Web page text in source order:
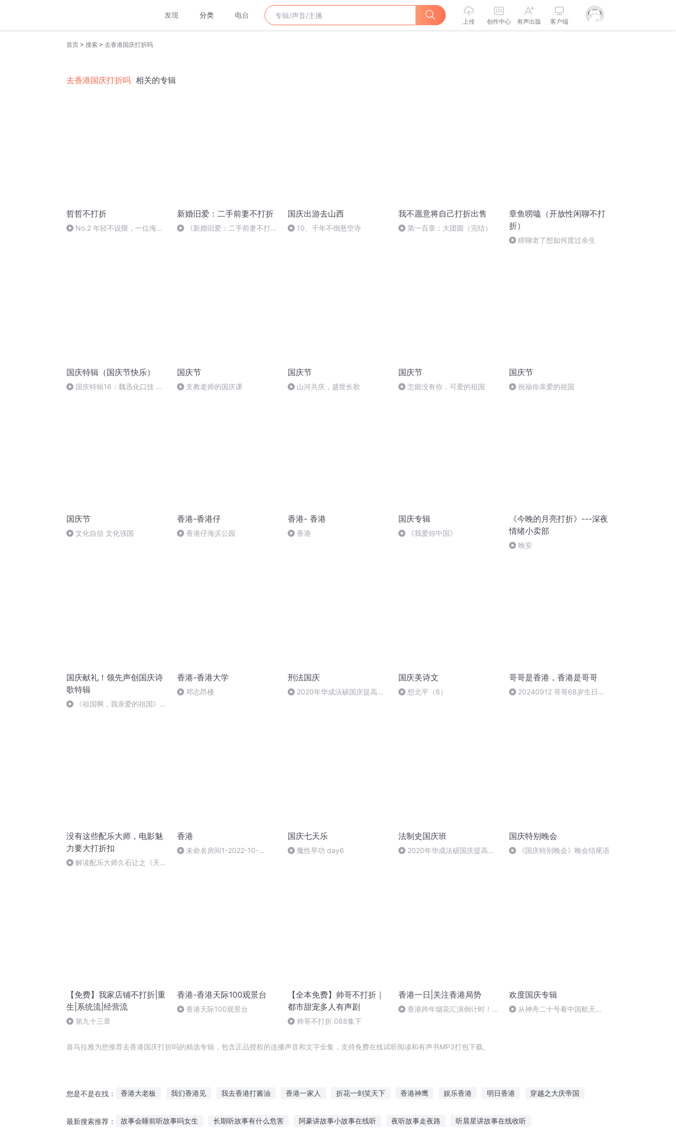
发现 分类 电台
上传 创作中心 有声出版 客户端
首页 > 搜索 > 去香港国庆打折吗
去香港国庆打折吗 相关的专辑
哲哲不打折
No.2 年轻不设限，一位海岛
新婚旧爱：二手前妻不打折
《新婚旧爱：二手前妻不打
国庆出游去山西
10、千年不倒悬空寺
我不愿意将自己打折出售
第一百章：大团圆（完结）
章鱼唠嗑（开放性闲聊不打
折）
瞎聊老了想如何度过余生
国庆特辑（国庆节快乐）
国庆特辑16：魏迅化口技 二
国庆节
支教老师的国庆课
国庆节
山河共庆，盛世长歌
国庆节
怎能没有你，可爱的祖国
国庆节
祝福你亲爱的祖国
国庆节
文化自信 文化强国
香港-香港仔
香港仔海滨公园
香港- 香港
香港
国庆专辑
《我爱你中国》
《今晚的月亮打折》---深夜
情绪小卖部
晚安
国庆献礼！领先声创国庆诗
歌特辑
《祖国啊，我亲爱的祖国》温
香港-香港大学
邓志昂楼
刑法国庆
2020年华成法硕国庆提高班
国庆美诗文
想北平（6）
哥哥是香港，香港是哥哥
20240912 哥哥68岁生日快
没有这些配乐大师，电影魅
力要大打折扣
解读配乐大师久石让之《天空
香港
未命名房间1-2022-10-
国庆七天乐
魔性早功 day6
法制史国庆班
2020年华成法硕国庆提高班
国庆特别晚会
《国庆特别晚会》晚会结尾语
【免费】我家店铺不打折|重
生|系统流|经营流
第九十三章
香港-香港天际100观景台
香港天际100观景台
【全本免费】帅哥不打折｜
都市甜宠多人有声剧
帅哥不打折 088集下
香港一日|关注香港局势
香港跨年烟花汇演倒计时！本
欢度国庆专辑
从神舟二十号看中国航天
喜马拉雅为您推荐去香港国庆打折吗的精选专辑，包含正品授权的连播声音和文字全集，支持免费在线试听阅读和有声书MP3打包下载。
您是不是在找： 香港大老板 我们香港见 我去香港打酱油 香港一家人 折花一剑笑天下 香港神鹰 娱乐香港 明日香港 穿越之大庆帝国
最新搜索推荐： 故事会睡前听故事吗女生 长期听故事有什么危害 阿豪讲故事小故事在线听 夜听故事走夜路 听晨星讲故事在线收听